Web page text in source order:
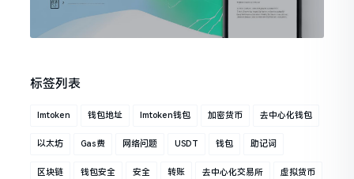
标签列表
Imtoken 钱包地址 Imtoken钱包 加密货币 去中心化钱包
以太坊 Gas费 网络问题 USDT 钱包 助记词
区块链 钱包安全 安全 转账 去中心化交易所 虚拟货币